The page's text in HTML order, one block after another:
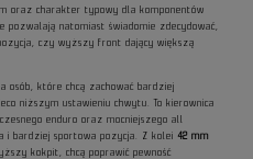
oraz charakter typowy dla komponentów
pozwalają natomiast świadomie zdecydować,
czy wyższy front dający większą
osób, które chcą zachować bardziej
niższym ustawieniu chwytu. To kierownica
enduro oraz mocniejszego all
i bardziej sportowa pozycja. Z kolei42 mm
kokpit, chcą poprawić pewność